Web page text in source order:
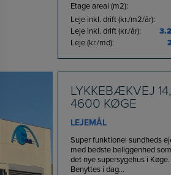
Etage areal (m2):
Leje inkl. drift (kr./m2/år):
Leje inkl. drift (kr./år):
Leje (kr./md):
LYKKEBÆKVEJ 14,
4600 KØGE
LEJEMÅL
Super funktionel sundheds
med bedste beliggenhed
det nye supersygehus i Køge.
Benyttes i dag...